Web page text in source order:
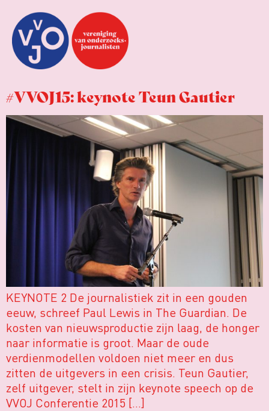
#VVOJ15: keynote Teun Gautier
KEYNOTE 2 De journalistiek zit in een gouden
eeuw, schreef Paul Lewis in The Guardian. De
kosten van nieuwsproductie zijn laag, de honger
naar informatie is groot. Maar de oude
verdienmodellen voldoen niet meer en dus
zitten de uitgevers in een crisis. Teun Gautier,
zelf uitgever, stelt in zijn keynote speech op de
VVOJ Conferentie 2015 […]